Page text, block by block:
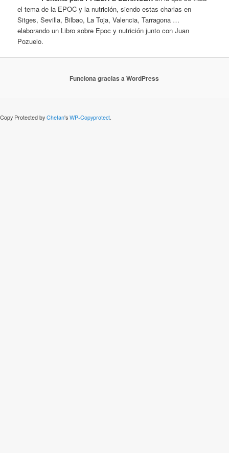
el tema de la EPOC y la nutrición, siendo estas charlas en
Sitges, Sevilla, Bilbao, La Toja, Valencia, Tarragona …
elaborando un Libro sobre Epoc y nutrición junto con Juan
Pozuelo.
Funciona gracias a WordPress
Copy Protected by Chetan's WP-Copyprotect.